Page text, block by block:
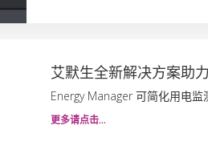
艾默生全新解决方案助
Energy Manager 可简化用电监
更多请点击…